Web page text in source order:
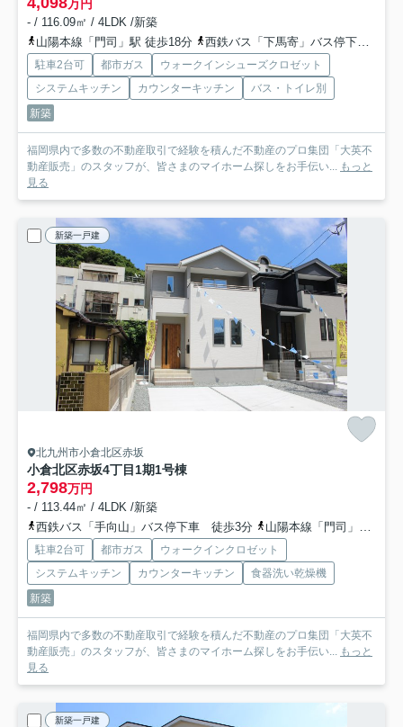
万円
- / 116.09㎡ / 4LDK /新築
山陽本線「門司」駅 徒歩18分
西鉄バス「下馬寄」バス停下車 徒歩1分
駐車2台可 都市ガス
ウォークインシューズクロゼット
システムキッチン
カウンターキッチン
バス・トイレ別
新築
福岡県内で多数の不動産取引で経験を積んだ不動産のプロ集団「大英不
動産販売」のスタッフが、皆さまのマイホーム探しをお手伝い... もっと
見る
新築一戸建
北九州市小倉北区赤坂
小倉北区赤坂4丁目1期1号棟
2,798万円
- / 113.44㎡ / 4LDK /新築
西鉄バス「手向山」バス停下車 徒歩3分
山陽本線「門司」駅 徒歩38分
駐車2台可 都市ガス
ウォークインクロゼット
システムキッチン
カウンターキッチン
食器洗い乾燥機
新築
福岡県内で多数の不動産取引で経験を積んだ不動産のプロ集団「大英不
動産販売」のスタッフが、皆さまのマイホーム探しをお手伝い... もっと
見る
新築一戸建